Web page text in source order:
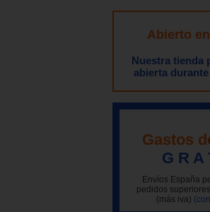
Abierto
Nuestra tienda
abierta
Gastos
G R A
Envíos España
pedidos
(más iva)